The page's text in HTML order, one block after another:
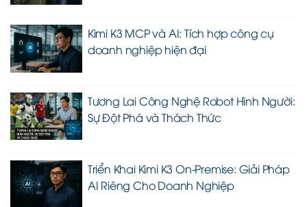
Kimi K3 MCP và AI: Tích hợp công cụ
doanh nghiệp hiện đại
Tương Lai Công Nghệ Robot Hình Người:
Sự Đột Phá và Thách Thức
Triển Khai Kimi K3 On-Premise: Giải Pháp
AI Riêng Cho Doanh Nghiệp